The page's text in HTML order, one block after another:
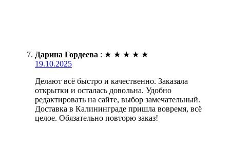
Дарина Гордеева : ★ ★ ★ ★ ★
19.10.2025
Делают всё быстро и качественно. Заказала
открытки и осталась довольна. Удобно
редактировать на сайте, выбор замечательный.
Доставка в Калининграде пришла вовремя, всё
целое. Обязательно повторю заказ!